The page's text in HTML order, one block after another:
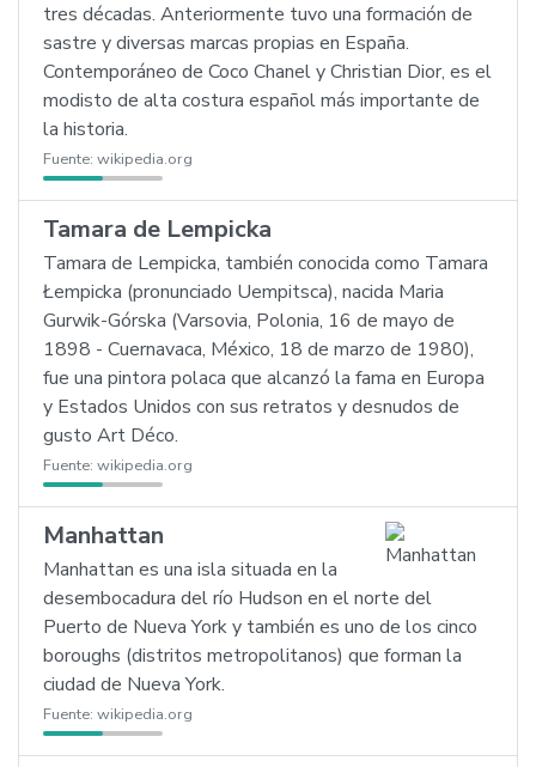
tres décadas. Anteriormente tuvo una formación de
sastre y diversas marcas propias en España.
Contemporáneo de Coco Chanel y Christian Dior, es el
modisto de alta costura español más importante de
la historia.
Fuente: wikipedia.org
Tamara de Lempicka
Tamara de Lempicka, también conocida como Tamara
Łempicka (pronunciado Uempitsca), nacida Maria
Gurwik-Górska (Varsovia, Polonia, 16 de mayo de
1898 - Cuernavaca, México, 18 de marzo de 1980),
fue una pintora polaca que alcanzó la fama en Europa
y Estados Unidos con sus retratos y desnudos de
gusto Art Déco.
Fuente: wikipedia.org
Manhattan
Manhattan es una isla situada en la
desembocadura del río Hudson en el norte del
Puerto de Nueva York y también es uno de los cinco
boroughs (distritos metropolitanos) que forman la
ciudad de Nueva York.
Fuente: wikipedia.org